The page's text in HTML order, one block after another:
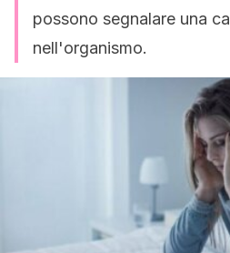
possono segnalare una
nell'organismo.